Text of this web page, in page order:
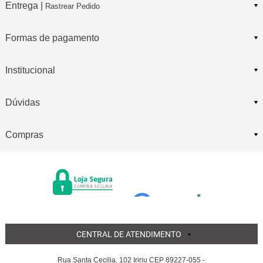
Entrega | Rastrear Pedido
Formas de pagamento
Institucional
Dúvidas
Compras
CENTRAL DE ATENDIMENTO
Rua Santa Cecilia, 102 Iririu CEP 89227-055 -